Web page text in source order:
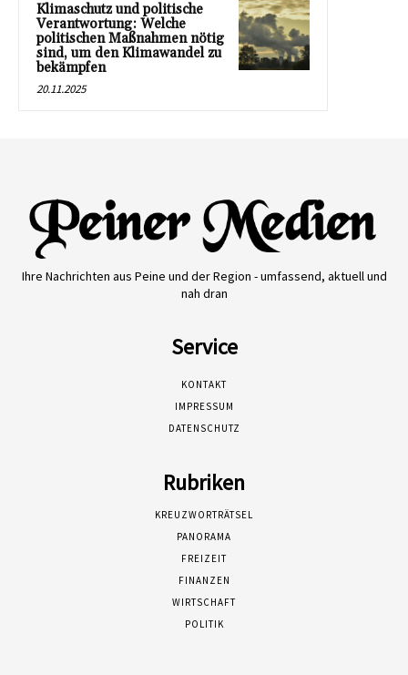
Klimaschutz und politische
Verantwortung: Welche
politischen Maßnahmen nötig
sind, um den Klimawandel zu
bekämpfen
20.11.2025
Ihre Nachrichten aus Peine und der Region - umfassend, aktuell und
nah dran
Service
KONTAKT
IMPRESSUM
DATENSCHUTZ
Rubriken
KREUZWORTRÄTSEL
PANORAMA
FREIZEIT
FINANZEN
WIRTSCHAFT
POLITIK